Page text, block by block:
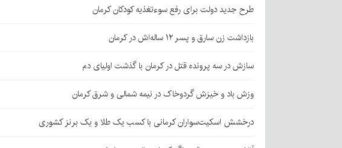
طرح جدید دولت برای رفع سوءتغذیه کودکان کرمان
بازداشت زن سارق و پسر ۱۲ ساله‌اش در کرمان
سازش در سه پرونده قتل در کرمان با گذشت اولیای دم
وزش باد و خیزش گردوخاک در نیمه شمالی و شرق کرمان
درخشش اسکیت‌سواران کرمانی با کسب یک طلا و یک برنز کشوری